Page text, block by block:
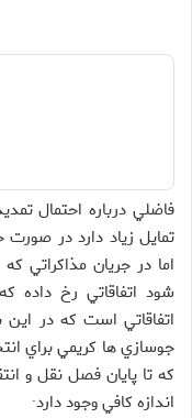
فاضلي درباره احتمال
تمايل زياد دارد در
اما در جريان مذاكراتي
شود اتفاقاتي رخ داده
اتفاقاتي است كه در
جوسازي ها كريمي براي
كه تا پايان فصل نقل و
اندازه كافي وجود دارد·